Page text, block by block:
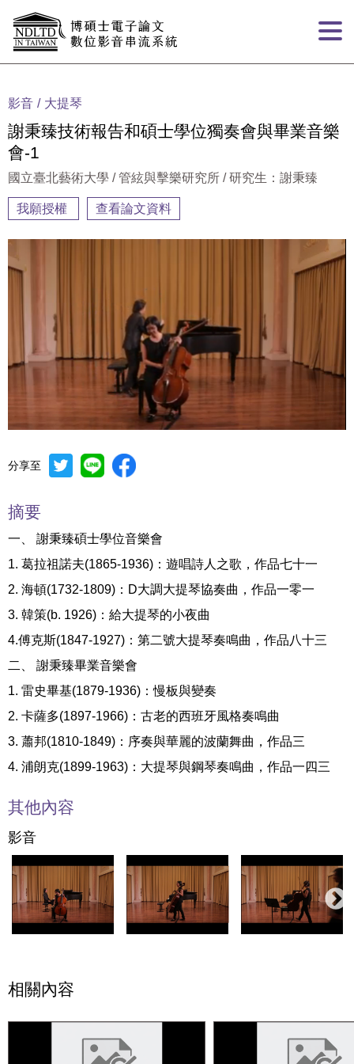
影音 大提琴
謝秉臻技術報告和碩士學位獨奏會與畢業音樂
會-1
國立臺北藝術大學 / 管絃與擊樂研究所 / 研究生：謝秉臻
我願授權 查看論文資料
分享至
摘要
一、 謝秉臻碩士學位音樂會
1. 葛拉祖諾夫(1865-1936)：遊唱詩人之歌，作品七十一
2. 海頓(1732-1809)：D大調大提琴協奏曲，作品一零一
3. 韓策(b. 1926)：給大提琴的小夜曲
4.傅克斯(1847-1927)：第二號大提琴奏鳴曲，作品八十三
二、 謝秉臻畢業音樂會
1. 雷史畢基(1879-1936)：慢板與變奏
2. 卡薩多(1897-1966)：古老的西班牙風格奏鳴曲
3. 蕭邦(1810-1849)：序奏與華麗的波蘭舞曲，作品三
4. 浦朗克(1899-1963)：大提琴與鋼琴奏鳴曲，作品一四三
其他內容
影音
相關內容